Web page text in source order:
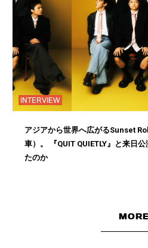
INTERVIEW
アジアから世界へ広がるSunset
車）。 『QUIT QUIETLY』と来日
たのか
MORE